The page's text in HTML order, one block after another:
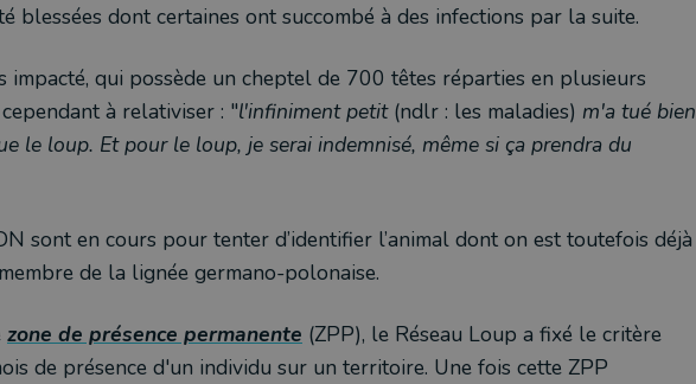
blessées dont certaines ont succombé à des infections par la suite.
impacté, qui possède un cheptel de 700 têtes réparties en plusieurs
à relativiser : "l'infiniment petit(ndlr : les maladies) m'a tué bien
le loup. Et pour le loup, je serai indemnisé, même si ça prendra du
sont en cours pour tenter d’identifier l’animal dont on est toutefois déjà
de la lignée germano-polonaise.
zone de présence permanente (ZPP), le Réseau Loup a fixé le critère
de présence d'un individu sur un territoire. Une fois cette ZPP